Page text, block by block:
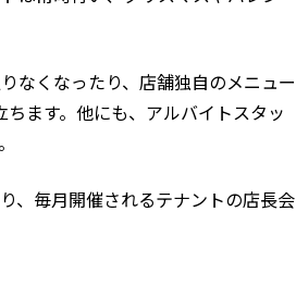
なくなったり、店舗独自のメニュー
ます。他にも、アルバイトスタッ
、毎月開催されるテナントの店長会